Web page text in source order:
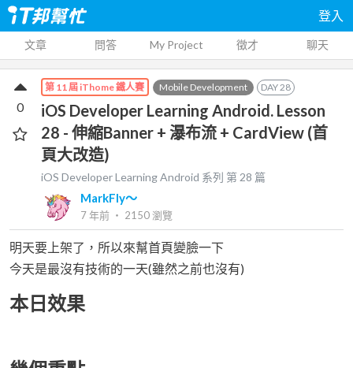
登入
文章 問答 My Project 徵才 聊天
第 11 屆 iThome 鐵人賽 Mobile Development DAY28
iOS Developer Learning Android. Lesson
28 - 伸縮Banner + 瀑布流 + CardView (首
頁大改造)
iOS Developer Learning Android 系列 第28 篇
MarkFly～
7 年前 ‧ 2150瀏覽
0
明天要上架了，所以來幫首頁變臉一下
今天是最沒有技術的一天(雖然之前也沒有)
本日效果